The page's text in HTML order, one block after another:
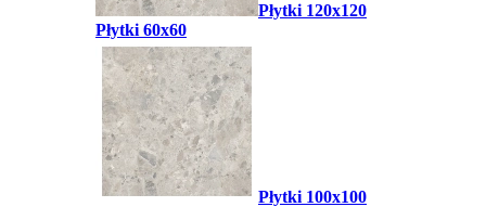
Płytki 120x120
Płytki 60x60
Płytki 100x100